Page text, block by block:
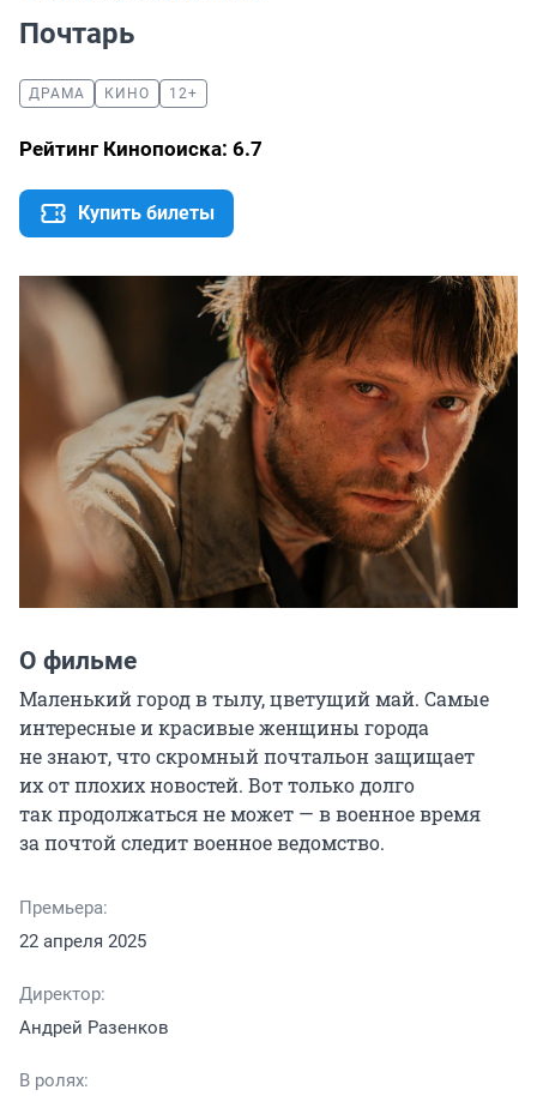
Почтарь
ДРАМА КИНО 12+
Рейтинг Кинопоиска: 6.7
Купить билеты
О фильме
Маленький город в тылу, цветущий май. Самые
интересные и красивые женщины города
не знают, что скромный почтальон защищает
их от плохих новостей. Вот только долго
так продолжаться не может — в военное время
за почтой следит военное ведомство.
Премьера:
22 апреля 2025
Директор:
Андрей Разенков
В ролях: